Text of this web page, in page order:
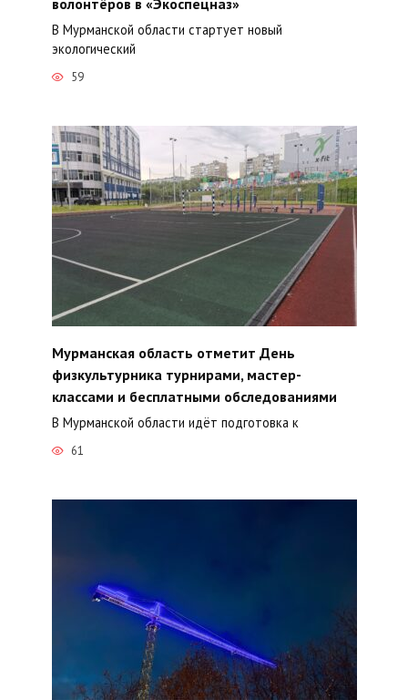
В Мурманской области стартует новый
экологический
59
Мурманская область отметит День
физкультурника турнирами, мастер-
классами и бесплатными обследованиями
В Мурманской области идёт подготовка к
61